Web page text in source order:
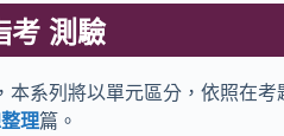
考 測驗
系列將以單元區分，依照在考
理篇。